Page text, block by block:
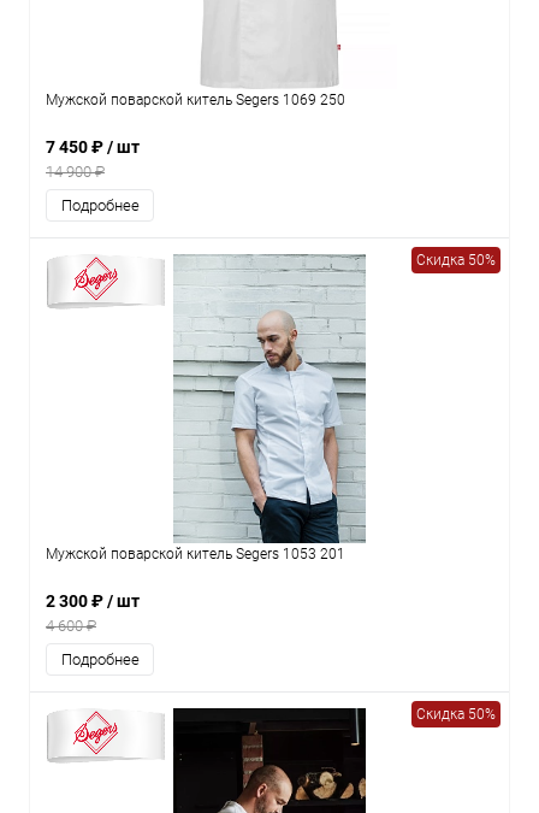
Мужской поварской китель Segers 1069 250
7 450 ₽/ шт
14 900 ₽
Подробнее
Скидка 50%
Мужской поварской китель Segers 1053 201
2 300 ₽/ шт
4 600 ₽
Подробнее
Скидка 50%